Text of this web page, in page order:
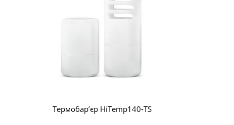
Термобар’єр HiTemp140-TS